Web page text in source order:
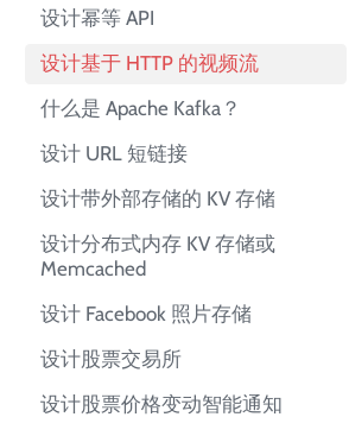
设计幂等 API
设计基于 HTTP 的视频流
什么是 Apache Kafka？
设计 URL 短链接
设计带外部存储的 KV 存储
设计分布式内存 KV 存储或
Memcached
设计 Facebook 照片存储
设计股票交易所
设计股票价格变动智能通知